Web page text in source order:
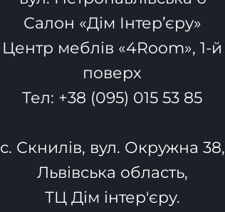
Салон «Дім Інтер’єру»
Центр меблів «4Room», 1-й
поверх
Тел: +38 (095) 015 53 85
с. Скнилів, вул. Окружна 38,
Львівська область,
ТЦ Дім інтер'єру.